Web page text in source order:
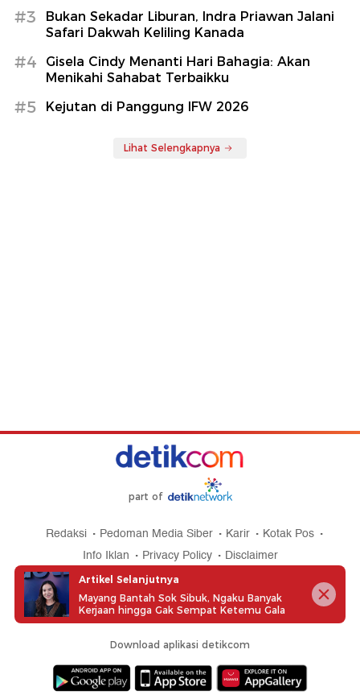
#3
Bukan Sekadar Liburan, Indra Priawan Jalani
Safari Dakwah Keliling Kanada
#4
Gisela Cindy Menanti Hari Bahagia: Akan
Menikahi Sahabat Terbaikku
#5 Kejutan di Panggung IFW 2026
Lihat Selengkapnya
part of
Redaksi Pedoman Media Siber Karir
Kotak Pos
Info Iklan
Privacy Policy Disclaimer
Download aplikasi detikcom
Artikel Selanjutnya
Mayang Bantah Sok Sibuk, Ngaku Banyak
Kerjaan hingga Gak Sempat Ketemu Gala